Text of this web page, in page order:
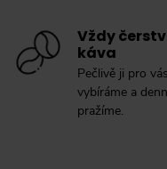
Vždy
káva
Pečlivě ji pro vás
vybíráme a
pražíme.